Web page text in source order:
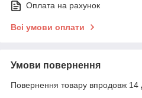
Оплата на рахунок
Всі умови оплати
Умови повернення
Повернення товару впродовж 14